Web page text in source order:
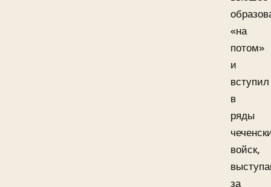
«на
потом»
и
вступил
в
ряды
войск,
за